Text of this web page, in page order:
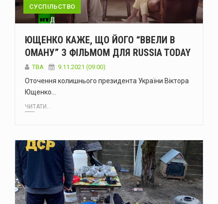
СУСПІЛЬСТВО
ЮЩЕНКО КАЖЕ, ЩО ЙОГО “ВВЕЛИ В
ОМАНУ” З ФІЛЬМОМ ДЛЯ RUSSIA TODAY
ТВА 9.11.2021 (09:00)
Оточення колишнього президента України Віктора
Ющенко…
ЧИТАТИ...